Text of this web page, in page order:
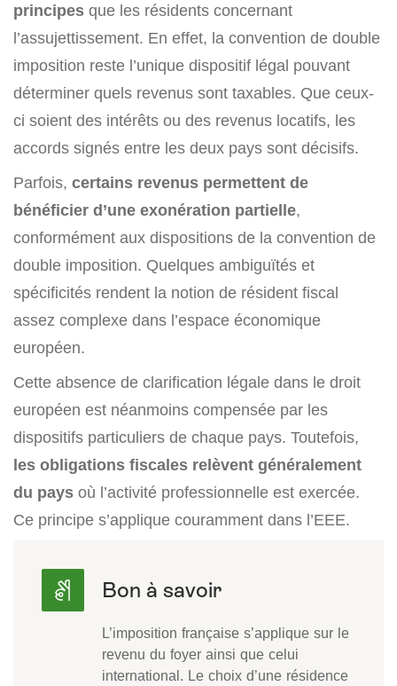
principes que les résidents concernant
l’assujettissement. En effet, la convention de double
imposition reste l’unique dispositif légal pouvant
déterminer quels revenus sont taxables. Que ceux-
ci soient des intérêts ou des revenus locatifs, les
accords signés entre les deux pays sont décisifs.
Parfois, certains revenus permettent de
bénéficier d’une exonération partielle,
conformément aux dispositions de la convention de
double imposition. Quelques ambiguïtés et
spécificités rendent la notion de résident fiscal
assez complexe dans l’espace économique
européen.
Cette absence de clarification légale dans le droit
européen est néanmoins compensée par les
dispositifs particuliers de chaque pays. Toutefois,
les obligations fiscales relèvent généralement
du pays où l’activité professionnelle est exercée.
Ce principe s’applique couramment dans l’EEE.
L’imposition française s’applique sur le
revenu du foyer ainsi que celui
international. Le choix d’une résidence